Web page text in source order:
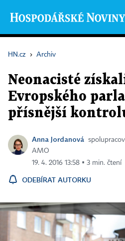
HN.cz › Archiv
Neonacisté
Evropského
přísnější
Anna Jordanová
AMO
19. 4. 2016 13:58 ▪ 3 min. čtení
ODEBÍRAT AUTORKU